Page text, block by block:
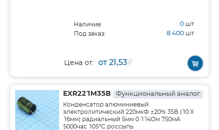
Наличие: 0 шт
Под заказ: 8 400 шт
Цена от: от 21,53₽
EXR221M35B Функциональный аналог
Конденсатор алюминиевый
электролитический 220мкФ ±20% 35В (10 X
16мм) радиальный 5мм 0.114Ом 750мА
5000час 105°С россыпь